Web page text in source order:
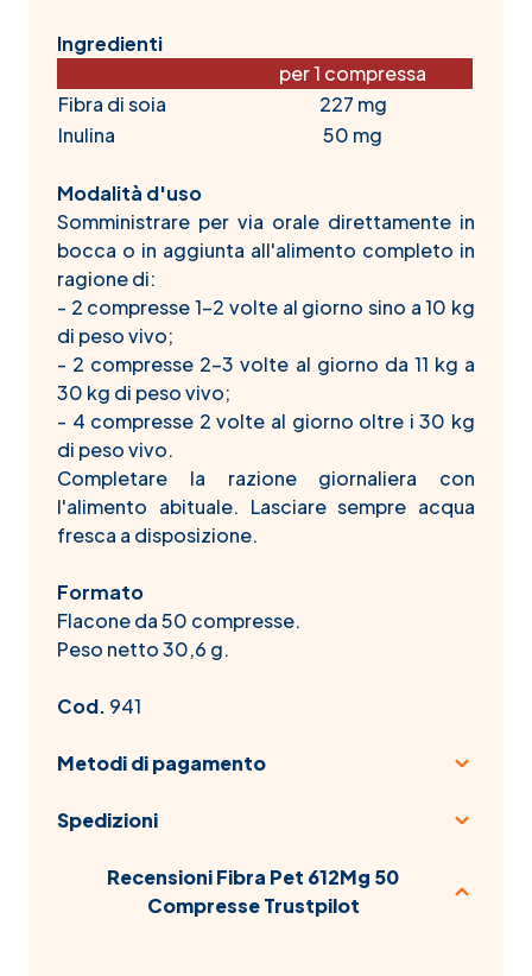
Ingredienti
per 1 compressa
Fibra di soia
227 mg
Inulina
50 mg
Modalità d'uso
Somministrare per via orale direttamente in
bocca o in aggiunta all'alimento completo in
ragione di:
- 2 compresse 1-2 volte al giorno sino a 10 kg
di peso vivo;
- 2 compresse 2-3 volte al giorno da 11 kg a
30 kg di peso vivo;
- 4 compresse 2 volte al giorno oltre i 30 kg
di peso vivo.
Completare la razione giornaliera con
l'alimento abituale. Lasciare sempre acqua
fresca a disposizione.
Formato
Flacone da 50 compresse.
Peso netto 30,6 g.
Cod. 941
Metodi di pagamento
Spedizioni
Recensioni Fibra Pet 612Mg 50
Compresse Trustpilot